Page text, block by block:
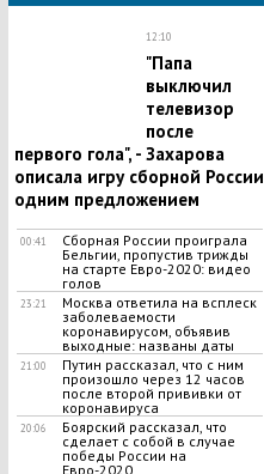
12:10
"​Папа
выключил
телевизор
после
первого гола", - Захарова
описала игру сборной России
одним предложением
00:41
Сборная России проиграла
Бельгии, пропустив трижды
на старте Евро-2020: видео
голов
23:21
Москва ответила на всплеск
заболеваемости
коронавирусом, объявив
выходные: названы даты
21:00
Путин рассказал, что с ним
произошло через 12 часов
после второй прививки от
коронавируса
20:06
Боярский рассказал, что
сделает с собой в случае
победы России на
Евро-2020